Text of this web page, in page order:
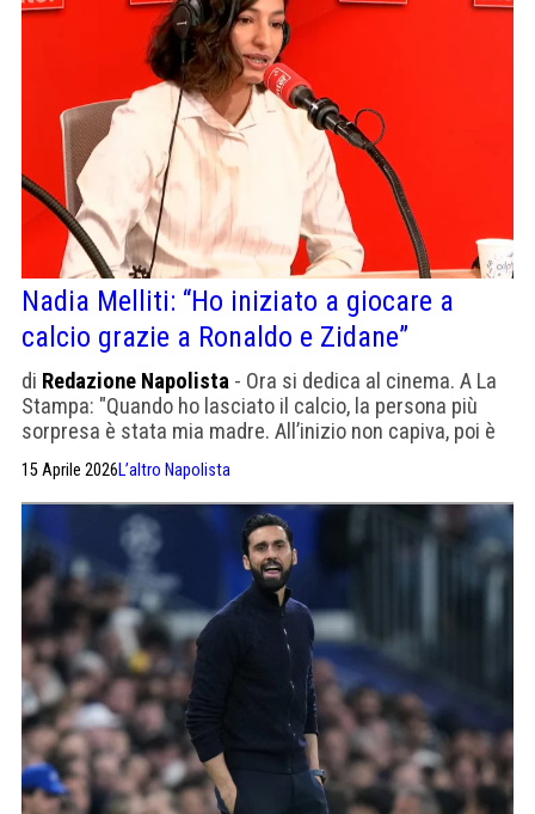
Nadia Melliti: “Ho iniziato a giocare a
calcio grazie a Ronaldo e Zidane”
di Redazione Napolista - Ora si dedica al cinema. A La
Stampa: "Quando ho lasciato il calcio, la persona più
sorpresa è stata mia madre. All’inizio non capiva, poi è
15 Aprile 2026L’altro Napolista